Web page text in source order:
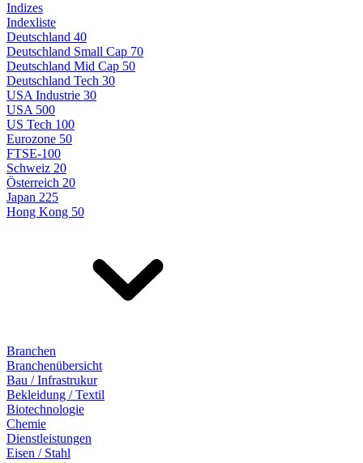
Indizes
Indexliste
Deutschland 40
Deutschland Small Cap 70
Deutschland Mid Cap 50
Deutschland Tech 30
USA Industrie 30
USA 500
US Tech 100
Eurozone 50
FTSE-100
Schweiz 20
Österreich 20
Japan 225
Hong Kong 50
Branchen
Branchenübersicht
Bau / Infrastrukur
Bekleidung / Textil
Biotechnologie
Chemie
Dienstleistungen
Eisen / Stahl